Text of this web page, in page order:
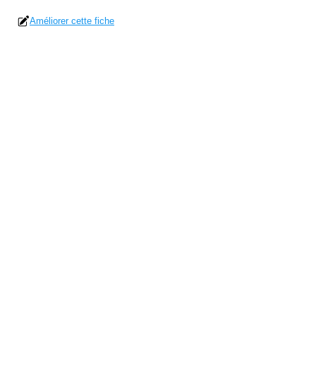
Améliorer cette fiche